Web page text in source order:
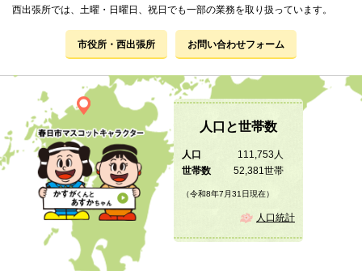
西出張所では、土曜・日曜日、祝日でも一部の業務を取り扱っています。
市役所・西出張所 お問い合わせフォーム
人口と世帯数
人口
111,753人
世帯数
52,381世帯
（令和8年7月31日現在）
人口統計